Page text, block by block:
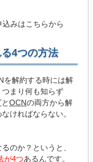
込みはこちらから
4つの方法
を解約する時には解
まり何も知らず
とOCNの両方から解
ければならない。
のか？というと、
が4つあるんです。